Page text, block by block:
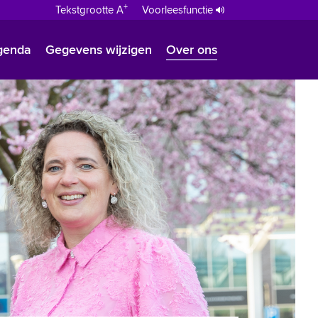
Tekstgrootte A+ Voorleesfunctie
Gegevens wijzigen Over ons